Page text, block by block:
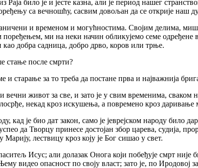
било је и јесте казна, али је период нашег
са вечношћу, сасвим довољан да се открије
и временом и могућностима. Својим делима,
ми на неки начин обликујемо семе
добра садница, добро дрво, коров или трње.
после смрти?
за то треба да постане прва и најважнија брига
живот за све, и зато је у свим временима, сваком
некад кроз искушења, а повремено кроз
је био дат закон, само је јеврејском народу било
да Творцу принесе достојан збор царева, судија,
Марију, лествицу кроз коју је Бог сишао у свет.
Исус; али долазак Онога који побеђује смрт није
видео опасност по своју власт; зато је, по